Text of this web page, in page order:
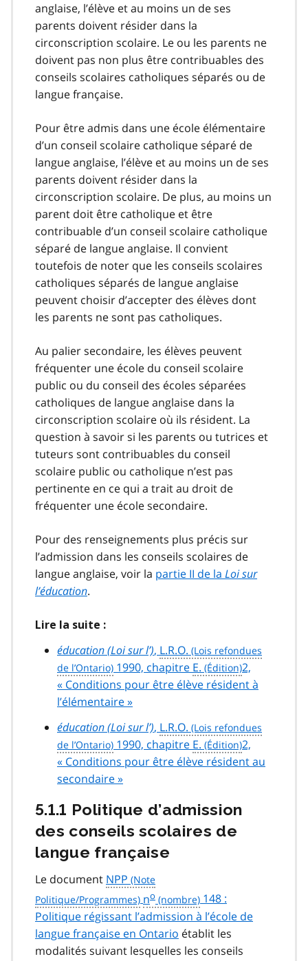
anglaise, l’élève et au moins un de ses
parents doivent résider dans la
circonscription scolaire. Le ou les parents ne
doivent pas non plus être contribuables des
conseils scolaires catholiques séparés ou de
langue française.
Pour être admis dans une école élémentaire
d’un conseil scolaire catholique séparé de
langue anglaise, l’élève et au moins un de ses
parents doivent résider dans la
circonscription scolaire. De plus, au moins un
parent doit être catholique et être
contribuable d’un conseil scolaire catholique
séparé de langue anglaise. Il convient
toutefois de noter que les conseils scolaires
catholiques séparés de langue anglaise
peuvent choisir d’accepter des élèves dont
les parents ne sont pas catholiques.
Au palier secondaire, les élèves peuvent
fréquenter une école du conseil scolaire
public ou du conseil des écoles séparées
catholiques de langue anglaise dans la
circonscription scolaire où ils résident. La
question à savoir si les parents ou tutrices et
tuteurs sont contribuables du conseil
scolaire public ou catholique n’est pas
pertinente en ce qui a trait au droit de
fréquenter une école secondaire.
Pour des renseignements plus précis sur
l’admission dans les conseils scolaires de
langue anglaise, voir la partie II de la Loi sur
l’éducation.
Lire la suite :
éducation (Loi sur l’), L.R.O.
1990, chapitre E.
2,
« Conditions pour être élève résident à
l’élémentaire »
éducation (Loi sur l’), L.R.O.
1990, chapitre E.
2,
« Conditions pour être élève résident au
secondaire »
5.1.1 Politique d’admission
des conseils scolaires de
langue française
Le document NPP
no
148 :
Politique régissant l’admission à l’école de
langue française en Ontario établit les
modalités suivant lesquelles les conseils